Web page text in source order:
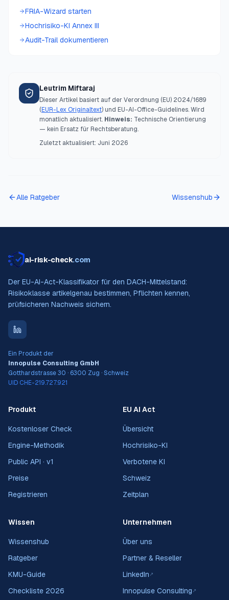
FRIA-Wizard starten
Hochrisiko-KI Annex III
Audit-Trail dokumentieren
Leutrim Miftaraj
Dieser Artikel basiert auf der Verordnung (EU) 2024/1689
(EUR-Lex Originaltext) und EU-AI-Office-Guidelines. Wird
monatlich aktualisiert. Hinweis: Technische Orientierung
— kein Ersatz für Rechtsberatung.
Zuletzt aktualisiert: Juni 2026
Alle Ratgeber Wissenshub
ai-risk-check.com
Der EU-AI-Act-Klassifikator für den DACH-Mittelstand:
Risikoklasse artikelgenau bestimmen, Pflichten kennen,
prüfsicheren Nachweis sichern.
Ein Produkt der
Innopulse Consulting GmbH
Gotthardstrasse 30 · 6300 Zug · Schweiz
UID CHE-219.727.921
Produkt
Kostenloser Check
Engine-Methodik
Public API · v1
Preise
Registrieren
EU AI Act
Übersicht
Hochrisiko-KI
Verbotene KI
Schweiz
Zeitplan
Wissen
Wissenshub
Ratgeber
KMU-Guide
Checkliste 2026
Unternehmen
Über uns
Partner & Reseller
LinkedIn ↗
Innopulse Consulting ↗